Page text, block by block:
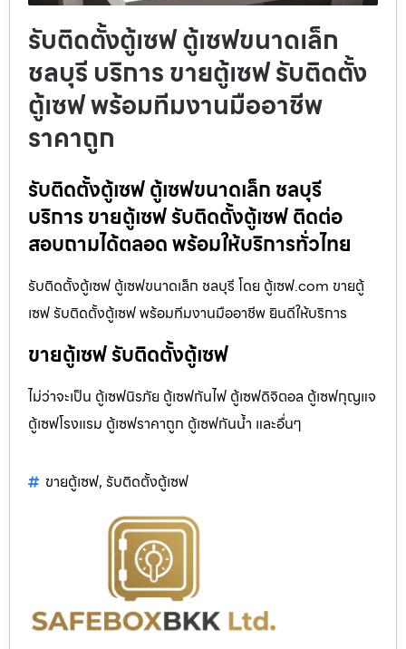
รับติดตั้งตู้เซฟ ตู้เซฟขนาดเล็ก
ชลบุรี บริการ ขายตู้เซฟ รับติดตั้ง
ตู้เซฟ พร้อมทีมงานมืออาชีพ
ราคาถูก
รับติดตั้งตู้เซฟ ตู้เซฟขนาดเล็ก ชลบุรี
บริการ ขายตู้เซฟ รับติดตั้งตู้เซฟ ติดต่อ
สอบถามได้ตลอด พร้อมให้บริการทั่วไทย
รับติดตั้งตู้เซฟ ตู้เซฟขนาดเล็ก ชลบุรี โดย ตู้เซฟ.com ขายตู้
เซฟ รับติดตั้งตู้เซฟ พร้อมทีมงานมืออาชีพ ยินดีให้บริการ
ขายตู้เซฟ รับติดตั้งตู้เซฟ
ไม่ว่าจะเป็น ตู้เซฟนิรภัย ตู้เซฟกันไฟ ตู้เซฟดิจิตอล ตู้เซฟกุญแจ
ตู้เซฟโรงแรม ตู้เซฟราคาถูก ตู้เซฟกันน้ำ และอื่นๆ
ขายตู้เซฟ, รับติดตั้งตู้เซฟ